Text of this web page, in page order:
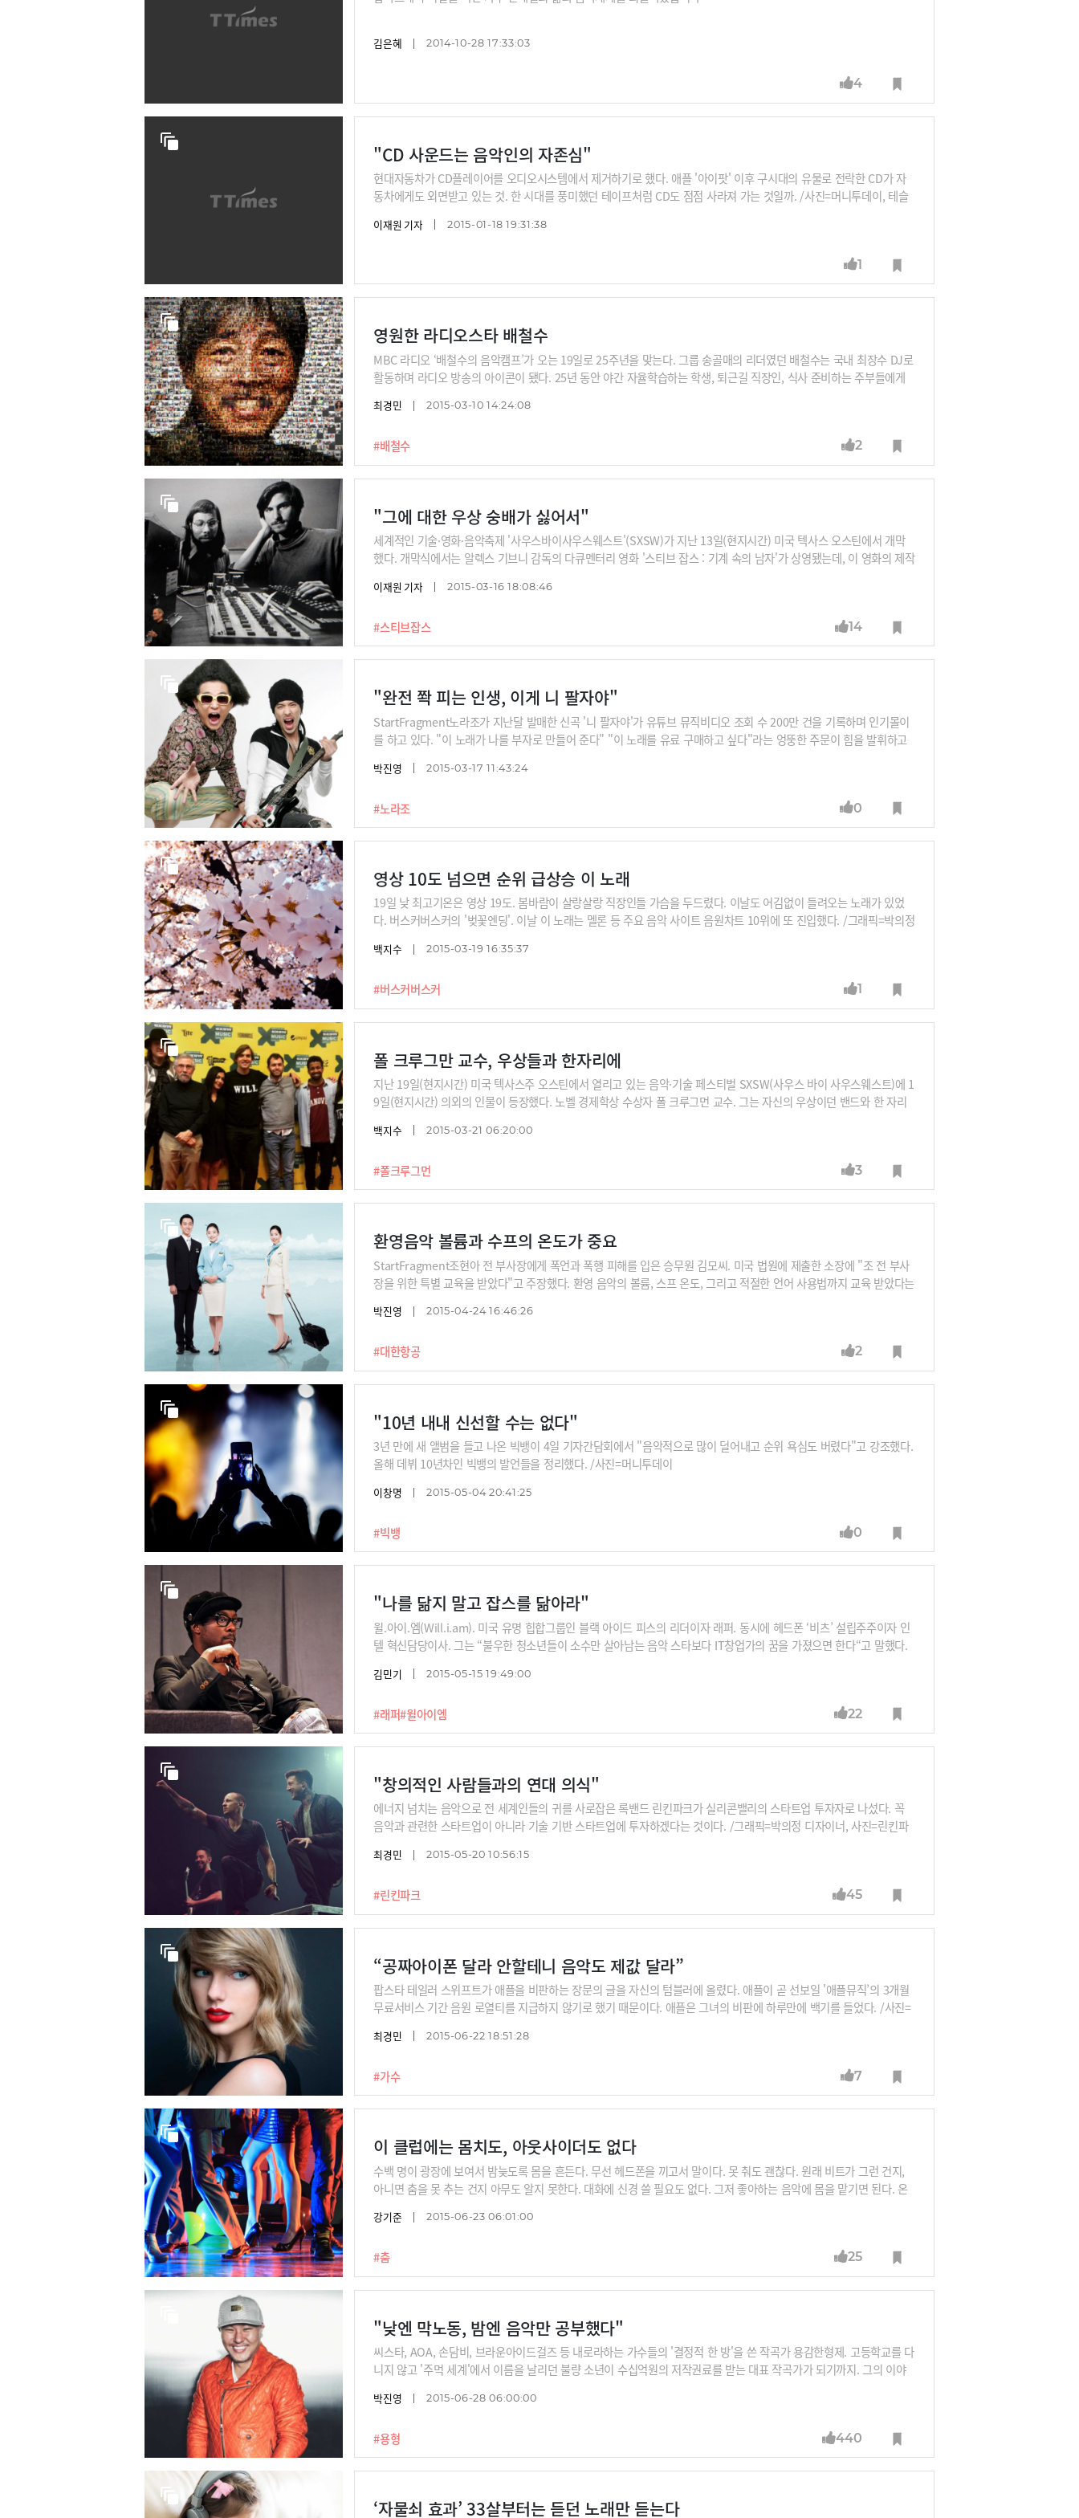
김은혜 2014-10-28 17:33:03
4
"CD 사운드는 음악인의 자존심"
현대자동차가 CD플레이어를 오디오시스템에서 제거하기로 했다. 애플 '아이팟' 이후 구시대의 유물로 전락한 CD가 자
동차에게도 외면받고 있는 것. 한 시대를 풍미했던 테이프처럼 CD도 점점 사라져 가는 것일까. /사진=머니투데이, 테슬
이재원 기자 2015-01-18 19:31:38
1
영원한 라디오스타 배철수
#배철수
MBC 라디오 ‘배철수의 음악캠프’가 오는 19일로 25주년을 맞는다. 그룹 송골매의 리더였던 배철수는 국내 최장수 DJ로
활동하며 라디오 방송의 아이콘이 됐다. 25년 동안 야간 자율학습하는 학생, 퇴근길 직장인, 식사 준비하는 주부들에게
최경민 2015-03-10 14:24:08
2
"그에 대한 우상 숭배가 싫어서"
#스티브잡스
세계적인 기술·영화·음악축제 '사우스바이사우스웨스트'(SXSW)가 지난 13일(현지시간) 미국 텍사스 오스틴에서 개막
했다. 개막식에서는 알렉스 기브니 감독의 다큐멘터리 영화 '스티브 잡스 : 기계 속의 남자'가 상영됐는데, 이 영화의 제작
kr 등
이재원 기자 2015-03-16 18:08:46
14
"완전 쫙 피는 인생, 이게 니 팔자야"
#노라조
StartFragment노라조가 지난달 발매한 신곡 '니 팔자야'가 유튜브 뮤직비디오 조회 수 200만 건을 기록하며 인기몰이
를 하고 있다. "이 노래가 나를 부자로 만들어 준다" "이 노래를 유료 구매하고 싶다"라는 엉뚱한 주문이 힘을 발휘하고
/ 사진=스타뉴스, KBS2 '불후의 명곡-전설을 노래하다' 캡처, MBC 음악중심 캡처, SBS 파워FM '두시탈출 컬투쇼' 캡
박진영 2015-03-17 11:43:24
0
영상 10도 넘으면 순위 급상승 이 노래
#버스커버스커
19일 낮 최고기온은 영상 19도. 봄바람이 살랑살랑 직장인들 가슴을 두드렸다. 이날도 어김없이 들려오는 노래가 있었
다. 버스커버스커의 '벚꽃엔딩'. 이날 이 노래는 멜론 등 주요 음악 사이트 음원차트 10위에 또 진입했다. /그래픽=박의정
백지수 2015-03-19 16:35:37
1
폴 크루그만 교수, 우상들과 한자리에
#폴크루그먼
지난 19일(현지시간) 미국 텍사스주 오스틴에서 열리고 있는 음악·기술 페스티벌 SXSW(사우스 바이 사우스웨스트)에 1
9일(현지시간) 의외의 인물이 등장했다. 노벨 경제학상 수상자 폴 크루그먼 교수. 그는 자신의 우상이던 밴드와 한 자리
백지수 2015-03-21 06:20:00
3
환영음악 볼륨과 수프의 온도가 중요
#대한항공
StartFragment조현아 전 부사장에게 폭언과 폭행 피해를 입은 승무원 김모씨. 미국 법원에 제출한 소장에 "조 전 부사
장을 위한 특별 교육을 받았다"고 주장했다. 환영 음악의 볼륨, 스프 온도, 그리고 적절한 언어 사용법까지 교육 받았다는
박진영 2015-04-24 16:46:26
2
"10년 내내 신선할 수는 없다"
#빅뱅
3년 만에 새 앨범을 들고 나온 빅뱅이 4일 기자간담회에서 "음악적으로 많이 덜어내고 순위 욕심도 버렸다"고 강조했다.
올해 데뷔 10년차인 빅뱅의 발언들을 정리했다. /사진=머니투데이
이창명 2015-05-04 20:41:25
0
"나를 닮지 말고 잡스를 닮아라"
#래퍼#윌아이엠
윌.아이.엠(Will.i.am). 미국 유명 힙합그룹인 블랙 아이드 피스의 리더이자 래퍼. 동시에 헤드폰 ‘비츠’ 설립주주이자 인
텔 혁신담당이사. 그는 “불우한 청소년들이 소수만 살아남는 음악 스타보다 IT창업가의 꿈을 가졌으면 한다“고 말했다.
김민기 2015-05-15 19:49:00
22
"창의적인 사람들과의 연대 의식"
#린킨파크
에너지 넘치는 음악으로 전 세계인들의 귀를 사로잡은 록밴드 린킨파크가 실리콘밸리의 스타트업 투자자로 나섰다. 꼭
음악과 관련한 스타트업이 아니라 기술 기반 스타트업에 투자하겠다는 것이다. /그래픽=박의정 디자이너, 사진=린킨파
최경민 2015-05-20 10:56:15
45
“공짜아이폰 달라 안할테니 음악도 제값 달라”
#가수
팝스타 테일러 스위프트가 애플을 비판하는 장문의 글을 자신의 텀블러에 올렸다. 애플이 곧 선보일 '애플뮤직’의 3개월
무료서비스 기간 음원 로열티를 지급하지 않기로 했기 때문이다. 애플은 그녀의 비판에 하루만에 백기를 들었다. /사진=
최경민 2015-06-22 18:51:28
7
이 클럽에는 몸치도, 아웃사이더도 없다
#춤
수백 명이 광장에 보여서 밤늦도록 몸을 흔든다. 무선 헤드폰을 끼고서 말이다. 못 춰도 괜찮다. 원래 비트가 그런 건지,
아니면 춤을 못 추는 건지 아무도 알지 못한다. 대화에 신경 쓸 필요도 없다. 그저 좋아하는 음악에 몸을 맡기면 된다. 온
강기준 2015-06-23 06:01:00
25
"낮엔 막노동, 밤엔 음악만 공부했다"
#용형
씨스타, AOA, 손담비, 브라운아이드걸즈 등 내로라하는 가수들의 '결정적 한 방'을 쓴 작곡가 용감한형제. 고등학교를 다
니지 않고 '주먹 세계'에서 이름을 날리던 불량 소년이 수십억원의 저작권료를 받는 대표 작곡가가 되기까지. 그의 이야
린스> 등 방송 캡처
박진영 2015-06-28 06:00:00
440
‘자물쇠 효과’ 33살부터는 듣던 노래만 듣는다